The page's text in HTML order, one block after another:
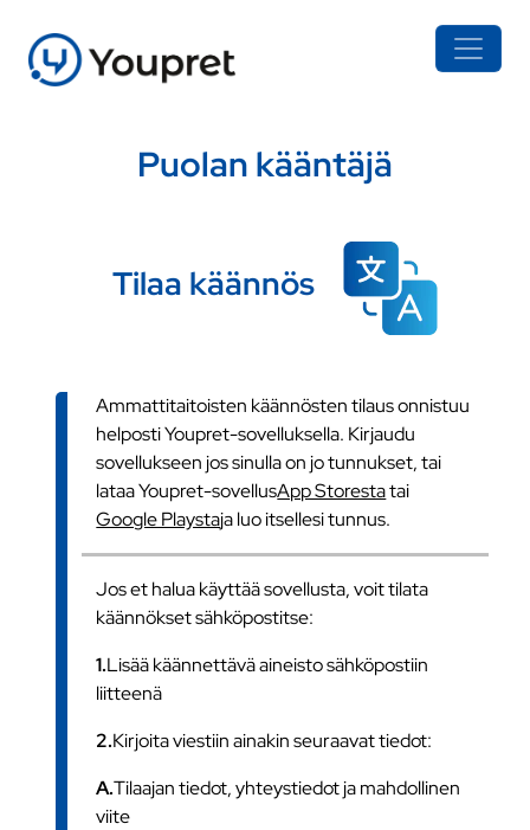
Puolan kääntäjä
Tilaa käännös
Ammattitaitoisten käännösten tilaus onnistuu
helposti Youpret-sovelluksella. Kirjaudu
sovellukseen jos sinulla on jo tunnukset, tai
lataa Youpret-sovellusApp Storestatai
Google Playstaja luo itsellesi tunnus.
Jos et halua käyttää sovellusta, voit tilata
käännökset sähköpostitse:
1.Lisää käännettävä aineisto sähköpostiin
liitteenä
2.Kirjoita viestiin ainakin seuraavat tiedot:
A.Tilaajan tiedot, yhteystiedot ja mahdollinen
viite